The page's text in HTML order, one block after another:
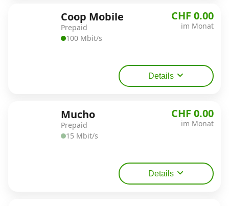
Coop Mobile
Prepaid
100 Mbit/s
CHF 0.00
im Monat
Details
Mucho
Prepaid
15 Mbit/s
CHF 0.00
im Monat
Details